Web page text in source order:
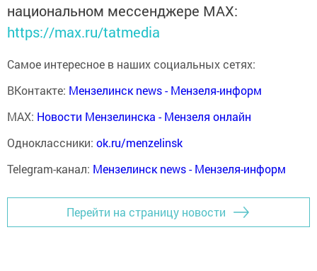
национальном мессенджере MАХ:
https://max.ru/tatmedia
Самое интересное в наших социальных сетях:
ВКонтакте: Мензелинск news - Мензеля-информ
MAX: Новости Мензелинска - Мензеля онлайн
Одноклассники: ok.ru/menzelinsk
Telegram-канал: Мензелинск news - Мензеля-информ
Перейти на страницу новости